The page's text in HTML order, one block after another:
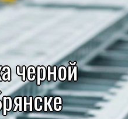
черной